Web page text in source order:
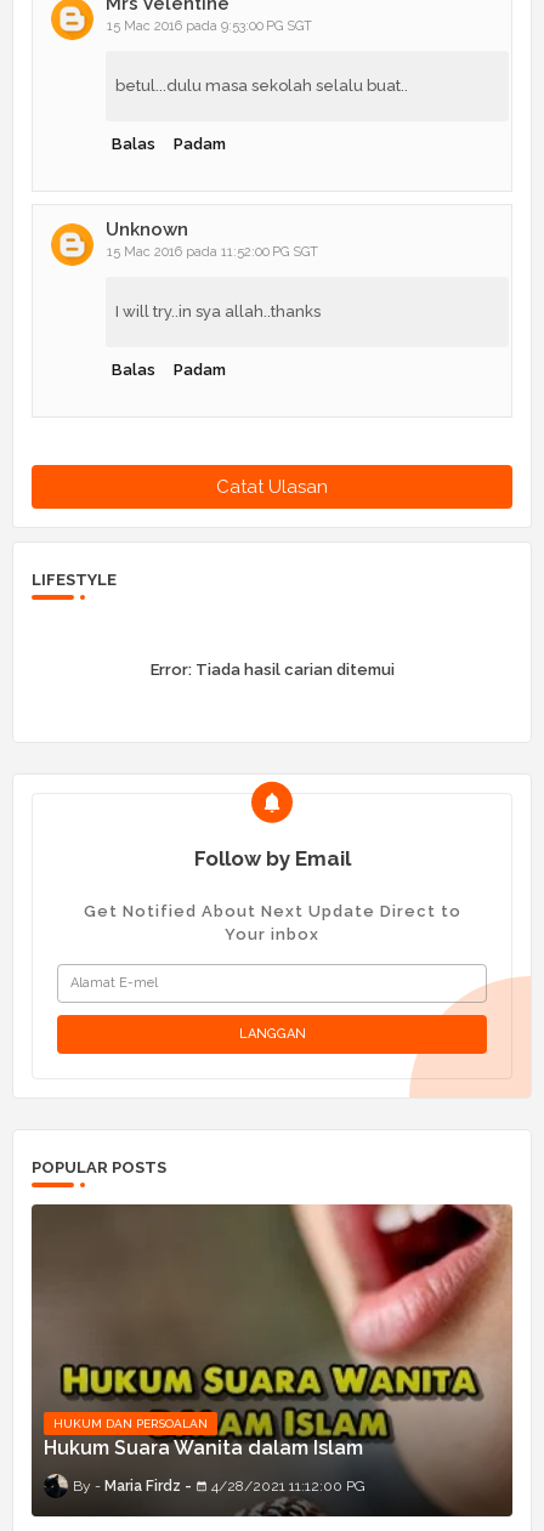
15 Mac 2016 pada 9:53:00 PG SGT
betul...dulu masa sekolah selalu buat..
Balas Padam
Unknown
15 Mac 2016 pada 11:52:00 PG SGT
I will try..in sya allah..thanks
Balas Padam
Catat Ulasan
LIFESTYLE
Error:Tiada hasil carian ditemui
Follow by Email
Get Notified About Next Update Direct to
Your inbox
POPULAR POSTS
HUKUM DAN PERSOALAN
Hukum Suara Wanita dalam Islam
Maria Firdz 4/28/2021 11:12:00 PG